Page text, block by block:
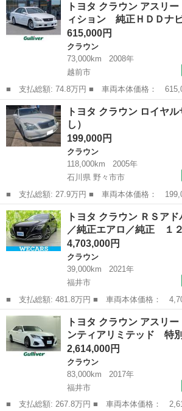
名： ４ＷＤ Ｓ Ｆｏｕｒエレガンススタ
ＳＤナビ／...
トヨタ クラウン アスリ
ィション 純正ＨＤＤナ
615,000円
クラウン
73,000km
2008年
越前市
■ 支払総額: 74.8万円 ■ 車両本体価格： 615,000 円 ■ メーカー
名： トヨタ ■ 車種名： クラウン ■ グレー
ト プレミアムエディション 純正ＨＤＤナビ／
グ／ＣＤ／ＭＤ...
福井 越前市 クラウン
トヨタ クラウン ロイヤ
し）
199,000円
クラウン
118,000km
2005年
石川県 野々市市
■ 支払総額: 27.9万円 ■ 車両本体価格： 199,000 円 ■ メーカー
名： トヨタ ■ 車種名： クラウン ■ グレー
ルーンＧ ■ 排気量： 3000cc ■ ドア枚数：
石川 野々市市 クラウン
トヨタ クラウン ＲＳア
／純正エアロ／純正 １
4,703,000円
クラウン
39,000km
2021年
福井市
■ 支払総額: 481.8万円 ■ 車両本体価格： 4,703,000 円 ■ メーカ
ー名： トヨタ ■ 車種名： クラウン ■ グレ
バンス サンルーフ／純正エアロ／純正 １２
ナビ／ト...
福井 福井市 クラウン
トヨタ クラウン アスリ
ンティアリミテッド 特
2,614,000円
クラウン
83,000km
2017年
福井市
■ 支払総額: 267.8万円 ■ 車両本体価格： 2,614,000 円 ■ メーカ